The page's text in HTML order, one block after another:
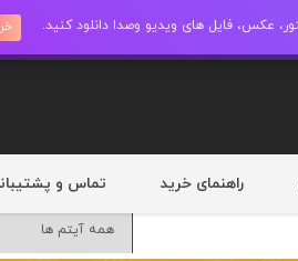
راهنمای خرید تماس و